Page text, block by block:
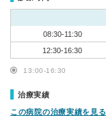
08:30-11:30
12:30-16:30
13:00-16:30
治療実績
この病院の治療実績を見る